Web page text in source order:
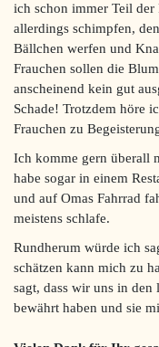
ich schon immer Teil der
allerdings schimpfen,
Bällchen werfen und
Frauchen sollen die
anscheinend kein gut
Schade! Trotzdem höre
Frauchen zu
Ich komme gern überall
habe sogar in einem
und auf Omas Fahrrad
meistens schlafe.
Rundherum würde ich
schätzen kann mich zu
sagt, dass wir uns in den
bewährt haben und sie